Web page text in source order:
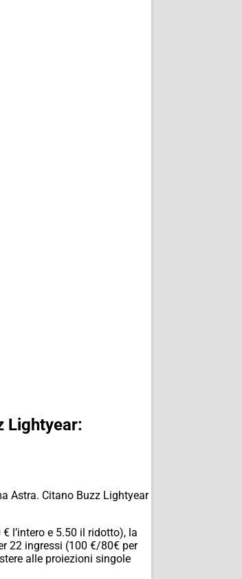
Lightyear:
Astra. Citano Buzz Lightyear
l’intero e 5.50 il ridotto), la
22 ingressi (100 €/80€ per
alle proiezioni singole